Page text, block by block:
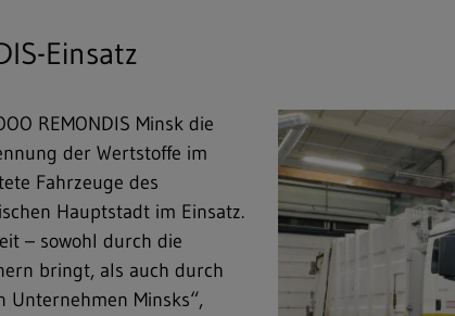
Einsatz
REMONDIS Minsk die
der Wertstoffe im
Fahrzeuge des
Hauptstadt im Einsatz.
– sowohl durch die
bringt, als auch durch
Minsks“,